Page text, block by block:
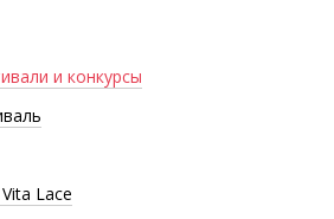
и конкурсы
Lace